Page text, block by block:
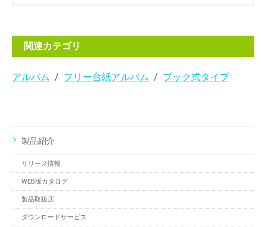
関連カテゴリ
アルバム フリー台紙アルバム ブック式タイプ
製品紹介
リリース情報
WEB版カタログ
製品取扱店
ダウンロードサービス